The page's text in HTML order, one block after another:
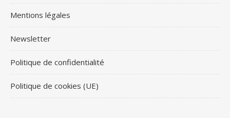
Mentions légales
Newsletter
Politique de confidentialité
Politique de cookies (UE)